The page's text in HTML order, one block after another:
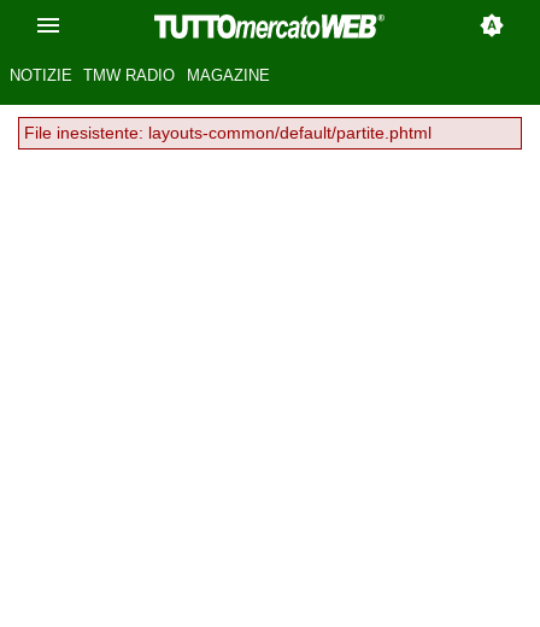
NOTIZIE TMW RADIO MAGAZINE
File inesistente: layouts-common/default/partite.phtml